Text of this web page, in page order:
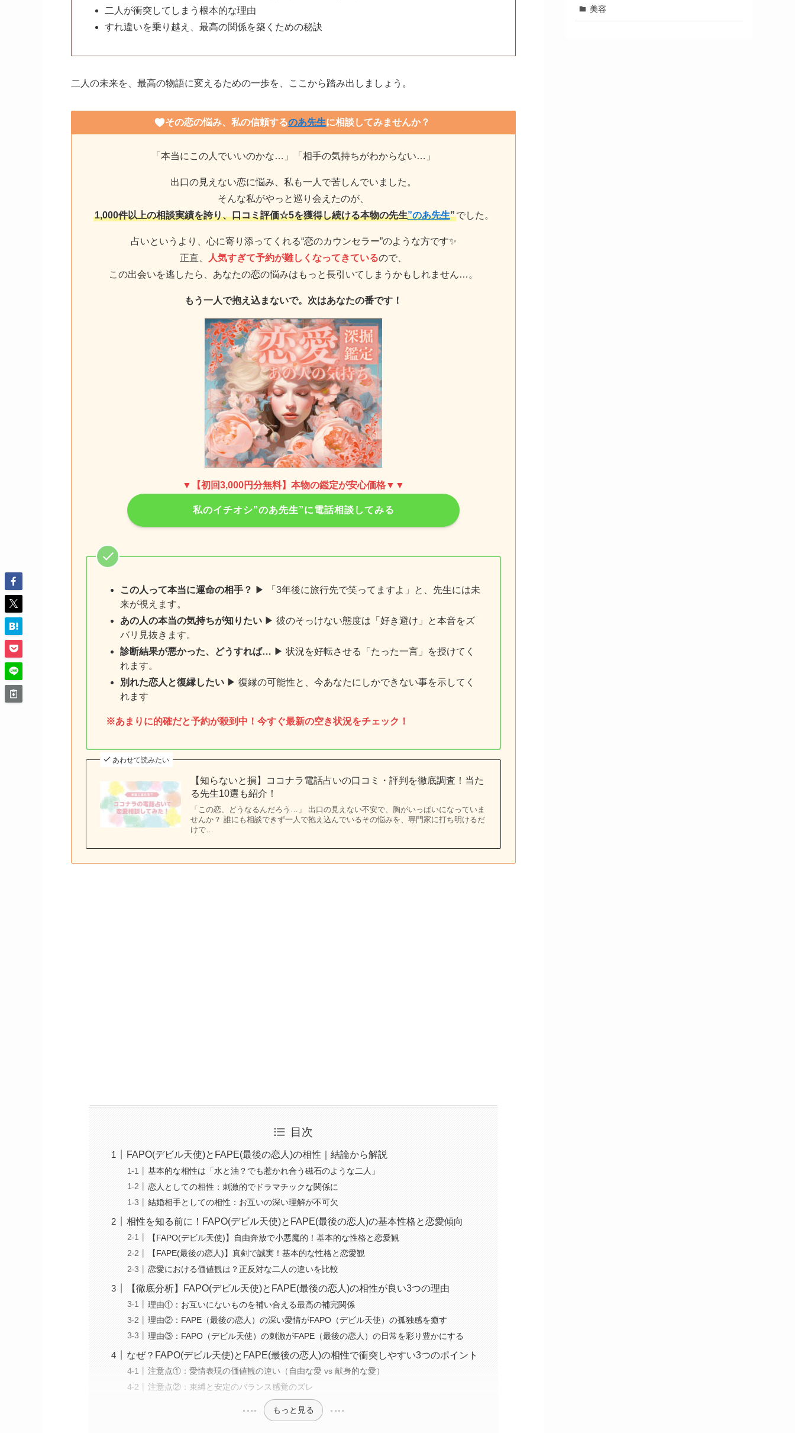
二人が衝突してしまう根本的な理由
すれ違いを乗り越え、最高の関係を築くための秘訣
二人の未来を、最高の物語に変えるための一歩を、ここから踏み出しましょう。
その恋の悩み、私の信頼するのあ先生に相談してみませんか？
「本当にこの人でいいのかな…」「相手の気持ちがわからない…」
出口の見えない恋に悩み、私も一人で苦しんでいました。
そんな私がやっと巡り会えたのが、
1,000件以上の相談実績を誇り、口コミ評価☆5を獲得し続ける本物の先生”のあ先生”でした。
占いというより、心に寄り添ってくれる“恋のカウンセラー”のような方です✨
正直、
人気すぎて予約が難しくなってきているので、
この出会いを逃したら、あなたの恋の悩みはもっと長引いてしまうかもしれません…。
もう一人で抱え込まないで。次はあなたの番です！
▼【初回3,000円分無料】 本物の鑑定が安心価格▼ ▼
私のイチオシ”のあ先生”に電話相談してみる
この人って本当に運命の相手？ ▶︎ 「3年後に旅行先で笑ってますよ」と、先生には未
来が視えます。
あの人の本当の気持ちが知りたい ▶︎ 彼のそっけない態度は「好き避け」と本音をズ
バリ見抜きます。
診断結果が悪かった、どうすれば… ▶︎ 状況を好転させる「たった一言」を授けてく
れます。
別れた恋人と復縁したい ▶︎ 復縁の可能性と、今あなたにしかできない事を示してく
れます
※あまりに的確だと予約が殺到中！今すぐ最新の空き状況をチェック！
あわせて読みたい
【知らないと損】ココナラ電話占いの口コミ・評判を徹底調査！当た
る先生10選も紹介！
「この恋、どうなるんだろう…」 出口の見えない不安で、胸がいっぱいになっていま
せんか？ 誰にも相談できず一人で抱え込んでいるその悩みを、専門家に打ち明けるだ
けで…
目次
FAPO(デビル天使)とFAPE(最後の恋人)の相性｜結論から解説
基本的な相性は「水と油？でも惹かれ合う磁石のような二人」
恋人としての相性：刺激的でドラマチックな関係に
結婚相手としての相性：お互いの深い理解が不可欠
相性を知る前に！FAPO(デビル天使)とFAPE(最後の恋人)の基本性格と恋愛傾向
【FAPO(デビル天使)】自由奔放で小悪魔的！基本的な性格と恋愛観
【FAPE(最後の恋人)】真剣で誠実！基本的な性格と恋愛観
恋愛における価値観は？正反対な二人の違いを比較
【徹底分析】FAPO(デビル天使)とFAPE(最後の恋人)の相性が良い3つの理由
理由①：お互いにないものを補い合える最高の補完関係
理由②：FAPE（最後の恋人）の深い愛情がFAPO（デビル天使）の孤独感を癒す
理由③：FAPO（デビル天使）の刺激がFAPE（最後の恋人）の日常を彩り豊かにする
なぜ？FAPO(デビル天使)とFAPE(最後の恋人)の相性で衝突しやすい3つのポイント
注意点①：愛情表現の価値観の違い（自由な愛 vs 献身的な愛）
注意点②：束縛と安定のバランス感覚のズレ
もっと見る
美容